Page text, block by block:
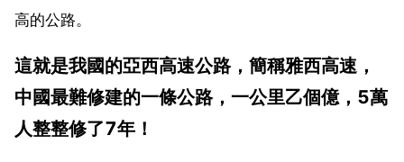
高的公路。
這就是我國的亞西高速公路，簡稱雅西高速，
中國最難修建的一條公路，一公里乙個億，5萬
人整整修了7年！